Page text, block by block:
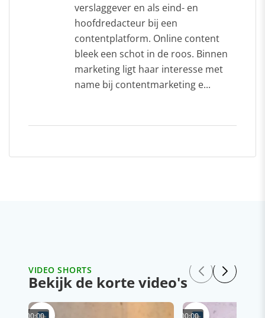
verslaggever en als eind- en
hoofdredacteur bij een
contentplatform. Online content
bleek een schot in de roos. Binnen
marketing ligt haar interesse met
name bij contentmarketing e...
VIDEO SHORTS
Bekijk de korte video's